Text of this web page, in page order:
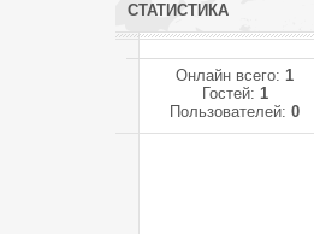
СТАТИСТИКА
Онлайн всего: 1
Гостей: 1
Пользователей: 0